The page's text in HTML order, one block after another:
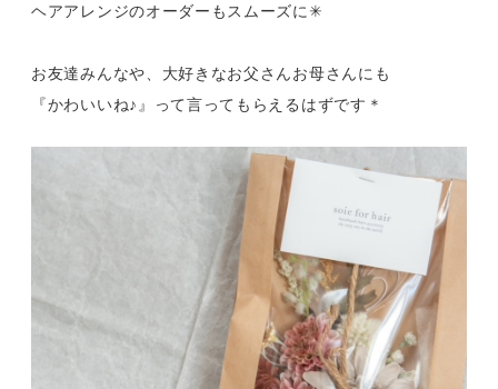
ヘアアレンジのオーダーもスムーズに✳︎
お友達みんなや、大好きなお父さんお母さんにも
『かわいいね♪』って言ってもらえるはずです＊